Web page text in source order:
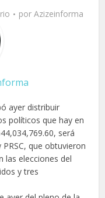
por Azizeinforma
ayer distribuir
políticos que hay en
será
que obtuvieron
las elecciones del
y tres